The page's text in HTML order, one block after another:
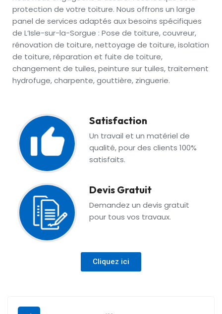
protection de votre toiture. Nous offrons un large
panel de services adaptés aux besoins spécifiques
de L’Isle-sur-la-Sorgue : Pose de toiture, couvreur,
rénovation de toiture, nettoyage de toiture, isolation
de toiture, réparation et fuite de toiture,
changement de tuiles, peinture sur tuiles, traitement
hydrofuge, charpente, gouttière, zinguerie.
Satisfaction
Un travail et un matériel de
qualité, pour des clients 100%
satisfaits.
Devis Gratuit
Demandez un devis gratuit
pour tous vos travaux.
Cliquez ici